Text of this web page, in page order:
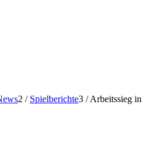
2 / Spielberichte3 / Arbeitssieg in